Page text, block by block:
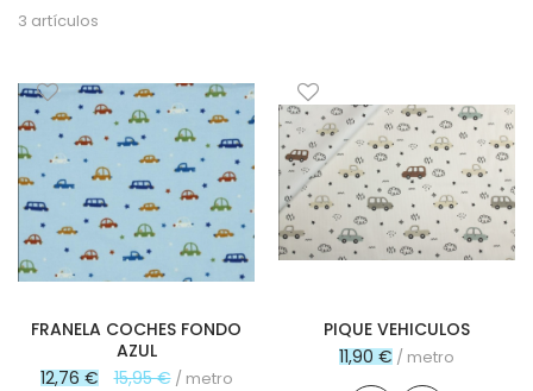
3 artículos
FRANELA COCHES FONDO
AZUL
Special
12,76 € 15,95 € / metro
PIQUE VEHICULOS
11,90 € / metro